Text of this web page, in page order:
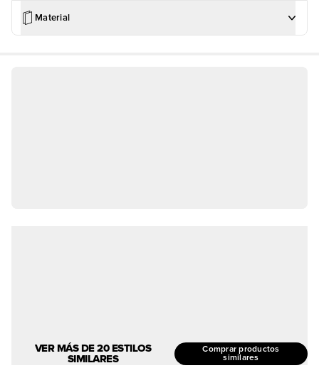
Material
VER MÁS DE 20 ESTILOS
SIMILARES
Comprar productos
similares